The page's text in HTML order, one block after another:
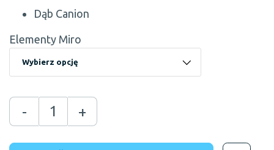
Dąb Canion
Elementy Miro
- +